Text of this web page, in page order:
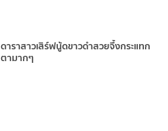
ดาราสาวเสิร์ฟนู้ดขาวดำสวยจึ้งกระแทก
ตามากๆ